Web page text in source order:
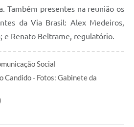
Também presentes na reunião os
da Via Brasil: Alex Medeiros,
e Renato Beltrame, regulatório.
Social
Candido - Fotos: Gabinete da